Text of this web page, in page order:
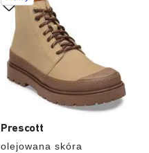
Prescott
olejowana skóra
spowoduje
zdjęcia
produktu